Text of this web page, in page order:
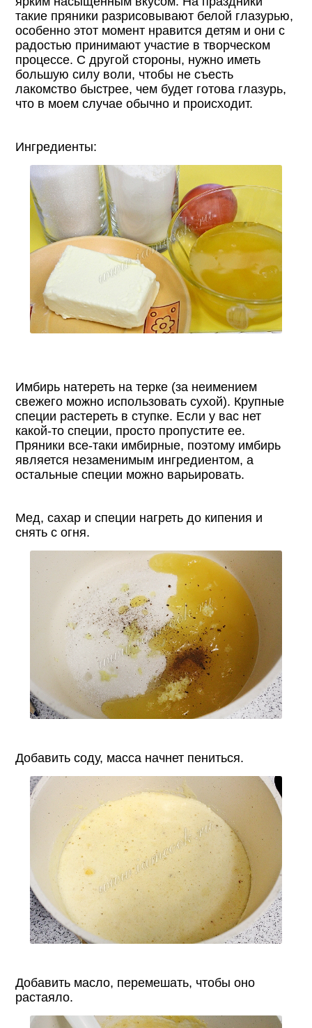
такие пряники разрисовывают белой глазурью,
особенно этот момент нравится детям и они с
радостью принимают участие в творческом
процессе. С другой стороны, нужно иметь
большую силу воли, чтобы не съесть
лакомство быстрее, чем будет готова глазурь,
что в моем случае обычно и происходит.
Ингредиенты:
Имбирь натереть на терке (за неимением
свежего можно использовать сухой). Крупные
специи растереть в ступке. Если у вас нет
какой-то специи, просто пропустите ее.
Пряники все-таки имбирные, поэтому имбирь
является незаменимым ингредиентом, а
остальные специи можно варьировать.
Мед, сахар и специи нагреть до кипения и
снять с огня.
Добавить соду, масса начнет пениться.
Добавить масло, перемешать, чтобы оно
растаяло.